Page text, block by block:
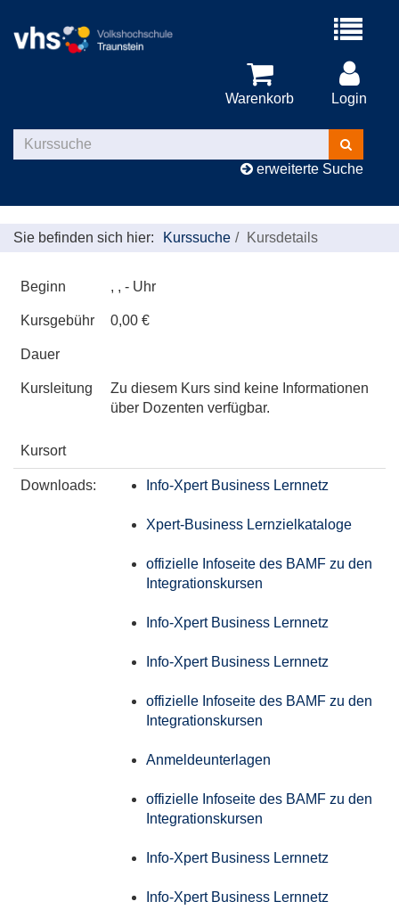
Menü
Warenkorb Login
Kurse
suchen
erweiterte Suche
Sie befinden sich hier: Kurssuche Kursdetails
Beginn , , - Uhr
Kursgebühr 0,00 €
Dauer
Kursleitung
Zu diesem Kurs sind keine Informationen
über Dozenten verfügbar.
Kursort
Downloads: Info-Xpert Business Lernnetz
Xpert-Business Lernzielkataloge
offizielle Infoseite des BAMF zu den
Integrationskursen
Info-Xpert Business Lernnetz
Info-Xpert Business Lernnetz
offizielle Infoseite des BAMF zu den
Integrationskursen
Anmeldeunterlagen
offizielle Infoseite des BAMF zu den
Integrationskursen
Info-Xpert Business Lernnetz
Info-Xpert Business Lernnetz